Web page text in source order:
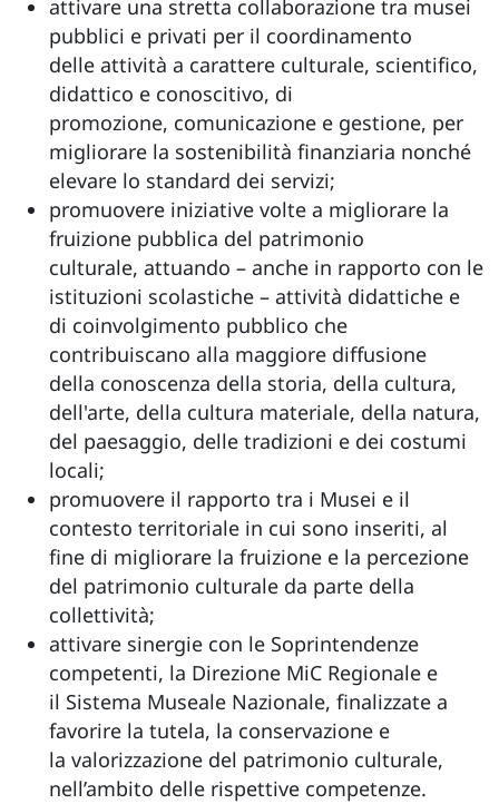
attivare una stretta collaborazione tra musei
pubblici e privati per il coordinamento
delle attività a carattere culturale, scientifico,
didattico e conoscitivo, di
promozione, comunicazione e gestione, per
migliorare la sostenibilità finanziaria nonché
elevare lo standard dei servizi;
promuovere iniziative volte a migliorare la
fruizione pubblica del patrimonio
culturale, attuando – anche in rapporto con le
istituzioni scolastiche – attività didattiche e
di coinvolgimento pubblico che
contribuiscano alla maggiore diffusione
della conoscenza della storia, della cultura,
dell'arte, della cultura materiale, della natura,
del paesaggio, delle tradizioni e dei costumi
locali;
promuovere il rapporto tra i Musei e il
contesto territoriale in cui sono inseriti, al
fine di migliorare la fruizione e la percezione
del patrimonio culturale da parte della
collettività;
attivare sinergie con le Soprintendenze
competenti, la Direzione MiC Regionale e
il Sistema Museale Nazionale, finalizzate a
favorire la tutela, la conservazione e
la valorizzazione del patrimonio culturale,
nell’ambito delle rispettive competenze.